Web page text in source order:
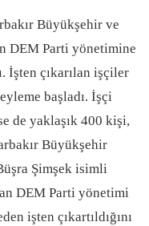
Büyükşehir ve
DEM Parti yönetimine
İşten çıkarılan işçiler
başladı. İşçi
de yaklaşık 400 kişi,
Büyükşehir
Şimşek isimli
DEM Parti yönetimi
işten çıkartıldığını